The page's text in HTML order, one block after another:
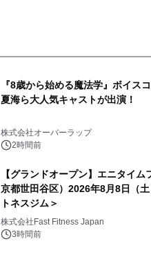
『8歳から始める魔法学』ボイス
夏海ら大人気キャストが出演！
株式会社オーバーラップ
2時間前
【グランドオープン】エニタイ
京都世田谷区）2026年8月8日（
トネスジム＞
株式会社Fast Fitness Japan
3時間前